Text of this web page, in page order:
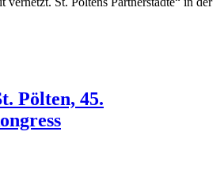
Pölten, 45.